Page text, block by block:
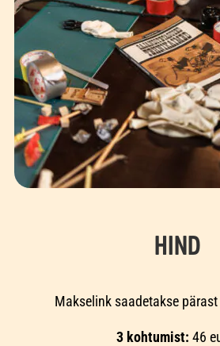
HIND
Makselink saadetakse
3 kohtumist: 46